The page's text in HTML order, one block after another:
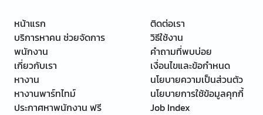
หน้าแรก
บริการหาคน ช่วยจัดการ
พนักงาน
เกี่ยวกับเรา
หางาน
หางานพาร์ทไทม์
ประกาศหาพนักงาน ฟรี
ติดต่อเรา
วิธีใช้งาน
คำถามที่พบบ่อย
เงื่อนไขและข้อกำหนด
นโยบายความเป็นส่วนตัว
นโยบายการใช้ข้อมูลคุกกี้
Job Index